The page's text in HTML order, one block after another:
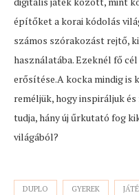
építőket a korai kódolás
számos szórakozást rejtő,
használatába. Ezeknél fő
erősítése.A kocka mindig is
reméljük, hogy inspiráljuk
tudja, hány új űrkutató fog
világából?
DUPLO GYEREK